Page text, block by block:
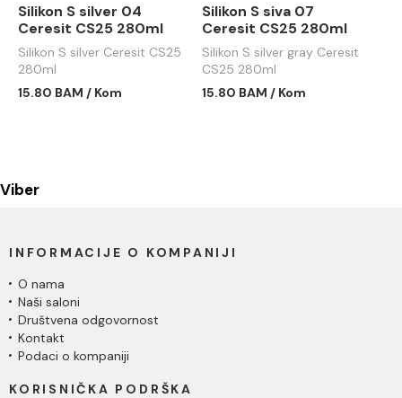
Silikon S silver 04
Ceresit CS25 280ml
Silikon S silver Ceresit CS25
280ml
15.80 BAM / Kom
Silikon S siva 07
Ceresit CS25 280ml
Silikon S silver gray Ceresit
CS25 280ml
15.80 BAM / Kom
Viber
INFORMACIJE O KOMPANIJI
O nama
Naši saloni
Društvena odgovornost
Kontakt
Podaci o kompaniji
KORISNIČKA PODRŠKA